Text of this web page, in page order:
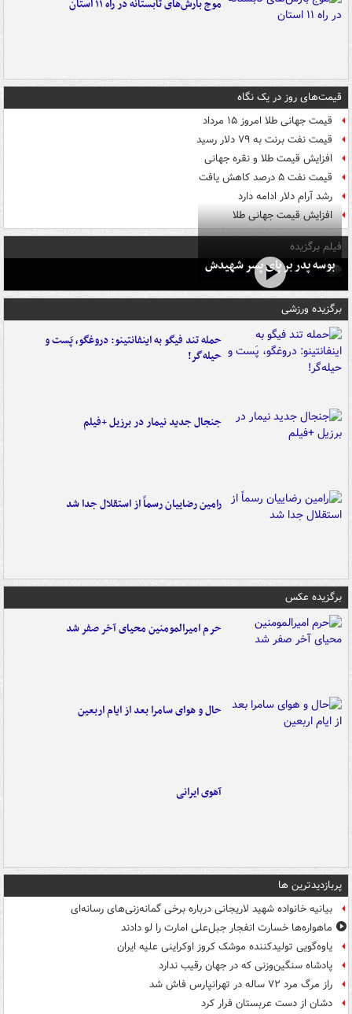
موج بارش‌های تابستانه در راه ۱۱ استان
قیمت‌های روز در یک نگاه
قیمت جهانی طلا امروز ۱۵ مرداد
قیمت نفت برنت به ۷۹ دلار رسید
افزایش قیمت طلا و نقره جهانی
قیمت نفت ۵ درصد کاهش یافت
رشد آرام دلار ادامه دارد
افزایش قیمت جهانی طلا
فیلم برگزیده
بوسه‌ پدر بر پای پسر شهیدش
برگزیده ورزشی
حمله تند فیگو به اینفانتینو: دروغگو، پَست‌ و
حیله‌گر!
جنجال جدید نیمار در برزیل +فیلم
رامین رضاییان رسماً از استقلال جدا شد
برگزیده عکس
حرم امیرالمومنین محیای آخر صفر شد
حال و هوای سامرا بعد از ایام اربعین
آهوی ایرانی
پربازدیدترین ها
بیانیه خانواده شهید لاریجانی درباره برخی گمانه‌زنی‌های رسانه‌ای
ماهواره‌ها خسارت انفجار جبل‌علی امارت را لو دادند
یاوه‌گویی تولیدکننده موشک کروز اوکراینی علیه ایران
پادشاه سنگین‌وزنی که در جهان رقیب ندارد
راز مرگ مرد ۷۲ ساله در تهرانپارس فاش شد
دشان از دست عربستان فرار کرد